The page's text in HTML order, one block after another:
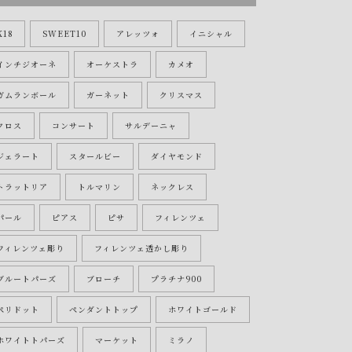
SWEET10 アレッツォ イニシャル
ンチジオーネ オーケストラ カメオ
ムランボール ガーネット クリスマス
ロス コンサート サルデーニャ
ェラート スタールビー ダイヤモンド
ラットリア トルマリン ネックレス
ール ピアス ピサ フィレンツェ
ィレンツェ彫り フィレンツェ透かし彫り
ルートパーズ ブローチ プラチナ900
リドット ペンダントトップ ホワイトゴールド
ワイトトパーズ マーケット ミラノ